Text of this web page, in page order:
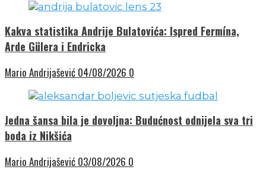
Kakva statistika Andrije Bulatovića: Ispred Fermína,
Arde Gülera i Endricka
Mario Andrijašević 04/08/2026 0
Jedna šansa bila je dovoljna: Budućnost odnijela sva tri
boda iz Nikšića
Mario Andrijašević 03/08/2026 0